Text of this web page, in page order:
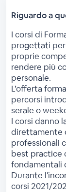
Riguardo a
I corsi di
progettati
proprie
rendere più
personale.
L’offerta
percorsi
serale o
I corsi danno
direttamente
professionali
best practice
fondamentali
Durante
corsi 2021/